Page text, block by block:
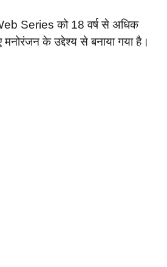
Series को 18 वर्ष से अधिक
के उद्देश्य से बनाया गया है।